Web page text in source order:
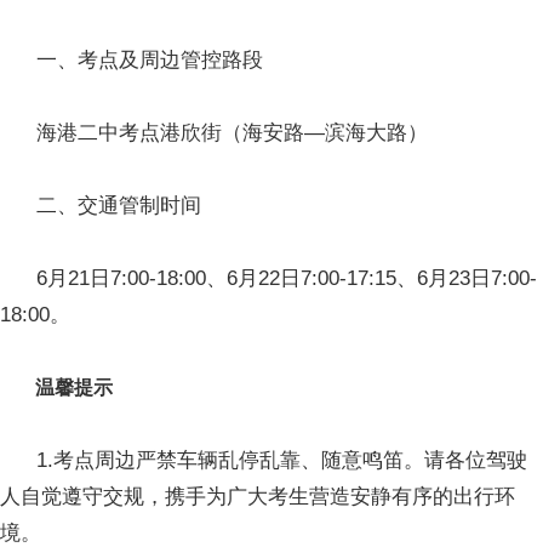
一、考点及周边管控路段
海港二中考点港欣街（海安路—滨海大路）
二、交通管制时间
6月21日7:00-18:00、6月22日7:00-17:15、6月23日7:00-
18:00。
温馨提示
1.考点周边严禁车辆乱停乱靠、随意鸣笛。请各位驾驶
人自觉遵守交规，携手为广大考生营造安静有序的出行环
境。